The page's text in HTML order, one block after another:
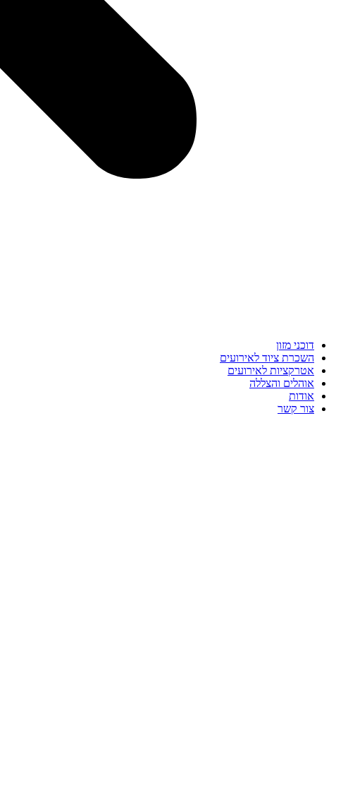
דוכני מזון
השכרת ציוד לאירועים
אטרקציות לאירועים
אוהלים והצללה
אודות
צור קשר